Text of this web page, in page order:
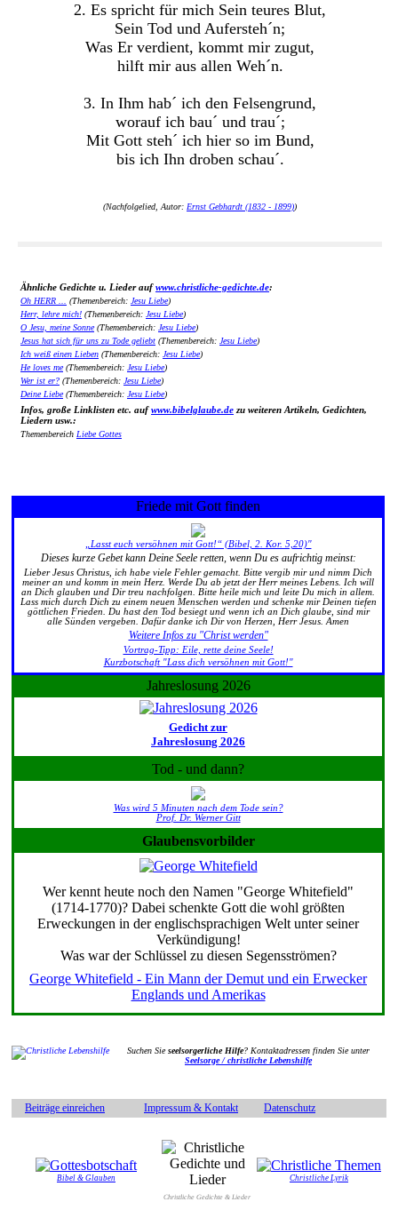
2. Es spricht für mich Sein teures Blut,
Sein Tod und Aufersteh´n;
Was Er verdient, kommt mir zugut,
hilft mir aus allen Weh´n.
3. In Ihm hab´ ich den Felsengrund,
worauf ich bau´ und trau´;
Mit Gott steh´ ich hier so im Bund,
bis ich Ihn droben schau´.
(Nachfolgelied, Autor: Ernst Gebhardt (1832 - 1899))
Ähnliche Gedichte u. Lieder aufwww.christliche-gedichte.de:
Oh HERR ... (Themenbereich: Jesu Liebe)
Herr, lehre mich! (Themenbereich: Jesu Liebe)
O Jesu, meine Sonne(Themenbereich: Jesu Liebe)
Jesus hat sich für uns zu Tode geliebt (Themenbereich: Jesu Liebe)
Ich weiß einen Lieben (Themenbereich: Jesu Liebe)
He loves me(Themenbereich: Jesu Liebe)
Wer ist er? (Themenbereich: Jesu Liebe)
Deine Liebe(Themenbereich: Jesu Liebe)
Infos, große Linklisten etc. aufwww.bibelglaube.de zu weiteren Artikeln, Gedichten,
Liedern usw.:
Themenbereich Liebe Gottes
Friede mit Gott finden
„Lasst euch versöhnen mit Gott!“ (Bibel, 2. Kor. 5,20)"
Dieses kurze Gebet kann Deine Seele retten, wenn Du es aufrichtig meinst:
Lieber Jesus Christus, ich habe viele Fehler gemacht. Bitte vergib mir und nimm Dich
meiner an und komm in mein Herz. Werde Du ab jetzt der Herr meines Lebens. Ich will
an Dich glauben und Dir treu nachfolgen. Bitte heile mich und leite Du mich in allem.
Lass mich durch Dich zu einem neuen Menschen werden und schenke mir Deinen tiefen
göttlichen Frieden. Du hast den Tod besiegt und wenn ich an Dich glaube, sind mir
alle Sünden vergeben. Dafür danke ich Dir von Herzen, Herr Jesus. Amen
Weitere Infos zu "Christ werden"
Vortrag-Tipp: Eile, rette deine Seele!
Kurzbotschaft "Lass dich versöhnen mit Gott!"
Jahreslosung 2026
Gedicht zur
Jahreslosung 2026
Tod - und dann?
Was wird 5 Minuten nach dem Tode sein?
Prof. Dr. Werner Gitt
Glaubensvorbilder
Wer kennt heute noch den Namen "George Whitefield"
(1714-1770)? Dabei schenkte Gott die wohl größten
Erweckungen in der englischsprachigen Welt unter seiner
Verkündigung!
Was war der Schlüssel zu diesen Segensströmen?
George Whitefield - Ein Mann der Demut und ein Erwecker
Englands und Amerikas
Suchen Sieseelsorgerliche Hilfe? Kontaktadressen finden Sie unter
Seelsorge / christliche Lebenshilfe
Beiträge einreichen Impressum & Kontakt Datenschutz
Bibel & Glauben
Christliche Gedichte & Lieder
Christliche Lyrik